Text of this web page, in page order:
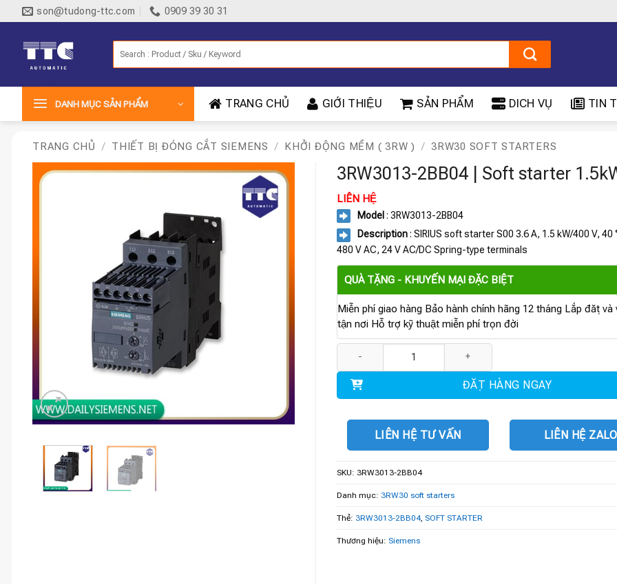
qua
son@tudong-ttc.com 0909 39 30 31
DANH MỤC SẢN PHẨM TRANG CHỦ GIỚI THIỆU SẢN PHẨM DICH VỤ TIN
TRANG CHỦ / THIẾT BỊ ĐÓNG CẮT SIEMENS / KHỞI ĐỘNG MỀM ( 3RW ) / 3RW30 SOFT STARTERS
3RW3013-2BB04 | Soft starter
LIÊN HỆ
Model : 3RW3013-2BB04
Description: SIRIUS soft starter S00 3.6 A, 1.5 kW/400 V, 40
480 V AC, 24 V AC/DC Spring-type terminals
QUÀ TẶNG - KHUYẾN MẠI ĐẶC BIỆT
Miễn phí giao hàng Bảo hành chính hãng 12 tháng Lắp đặt và
tận nơi Hỗ trợ kỹ thuật miễn phí trọn đời
ĐẶT HÀNG NGAY
LIÊN HỆ TƯ VẤN LIÊN HỆ ZALO
SKU: 3RW3013-2BB04
Danh mục: 3RW30 soft starters
Thẻ: 3RW3013-2BB04, SOFT STARTER
Thương hiệu: Siemens